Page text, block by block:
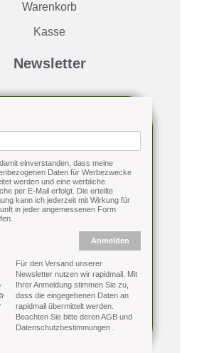
Warenkorb
Kasse
Newsletter
einverstanden, dass meine
Daten für Werbezwecke
werden und eine werbliche
per E-Mail erfolgt. Die erteilte
kann ich jederzeit mit Wirkung für
in jeder angemessenen Form
Anmelden
Für den Versand unserer
Newsletter nutzen wir rapidmail. Mit
Ihrer Anmeldung stimmen Sie zu,
dass die eingegebenen Daten an
rapidmail übermittelt werden.
Beachten Sie bitte derenAGB und
Datenschutzbestimmungen